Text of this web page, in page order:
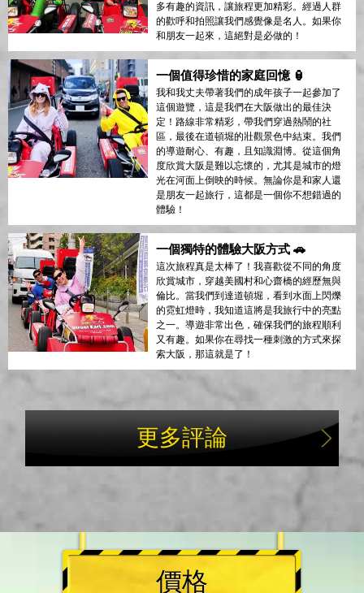
多有趣的資訊，讓旅程更加精彩。經過人群
的歡呼和拍照讓我們感覺像是名人。如果你
和朋友一起來，這絕對是必做的！
一個值得珍惜的家庭回憶 🏮
我和我丈夫帶著我們的成年孩子一起參加了
這個遊覽，這是我們在大阪做出的最佳決
定！路線非常精彩，帶我們穿過熱鬧的社
區，最後在道頓堀的壯觀景色中結束。我們
的導遊耐心、有趣，且知識淵博。從這個角
度欣賞大阪是難以忘懷的，尤其是城市的燈
光在河面上倒映的時候。無論你是和家人還
是朋友一起旅行，這都是一個你不想錯過的
體驗！
一個獨特的體驗大阪方式 🚗
這次旅程真是太棒了！我喜歡從不同的角度
欣賞城市，穿越美國村和心齋橋的經歷無與
倫比。當我們到達道頓堀，看到水面上閃爍
的霓虹燈時，我知道這將是我旅行中的亮點
之一。導遊非常出色，確保我們的旅程順利
又有趣。如果你在尋找一種刺激的方式來探
索大阪，那這就是了！
更多評論
價格